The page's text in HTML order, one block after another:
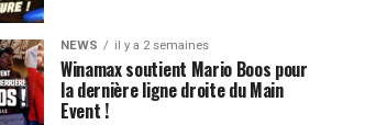
NEWS il y a 2 semaines
Winamax soutient Mario Boos pour
la dernière ligne droite du Main
Event !